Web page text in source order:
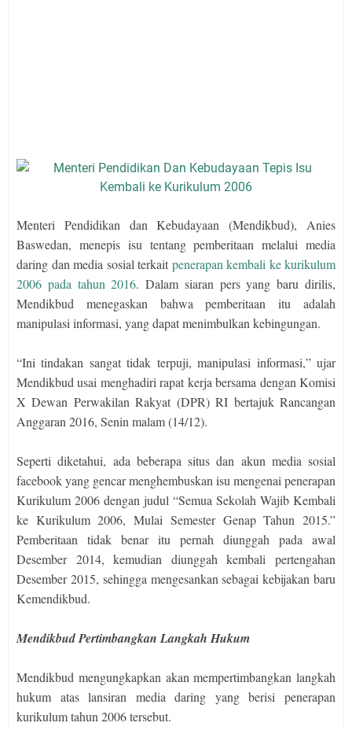
Menteri Pendidikan dan Kebudayaan (Mendikbud), Anies
Baswedan, menepis isu tentang pemberitaan melalui media
daring dan media sosial terkait penerapan kembali ke kurikulum
2006 pada tahun 2016. Dalam siaran pers yang baru dirilis,
Mendikbud menegaskan bahwa pemberitaan itu adalah
manipulasi informasi, yang dapat menimbulkan kebingungan.
“Ini tindakan sangat tidak terpuji, manipulasi informasi,” ujar
Mendikbud usai menghadiri rapat kerja bersama dengan Komisi
X Dewan Perwakilan Rakyat (DPR) RI bertajuk Rancangan
Anggaran 2016, Senin malam (14/12).
Seperti diketahui, ada beberapa situs dan akun media sosial
facebook yang gencar menghembuskan isu mengenai penerapan
Kurikulum 2006 dengan judul “Semua Sekolah Wajib Kembali
ke Kurikulum 2006, Mulai Semester Genap Tahun 2015.”
Pemberitaan tidak benar itu pernah diunggah pada awal
Desember 2014, kemudian diunggah kembali pertengahan
Desember 2015, sehingga mengesankan sebagai kebijakan baru
Kemendikbud.
Mendikbud Pertimbangkan Langkah Hukum
Mendikbud mengungkapkan akan mempertimbangkan langkah
hukum atas lansiran media daring yang berisi penerapan
kurikulum tahun 2006 tersebut.